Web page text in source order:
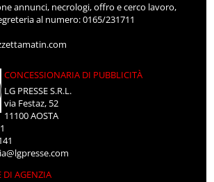
annunci, necrologi, offro e cerco lavoro,
al numero: 0165/231711
CONCESSIONARIA DI PUBBLICITÀ
LG PRESSE S.R.L.
via Festaz, 52
11100 AOSTA
DI AGENZIA